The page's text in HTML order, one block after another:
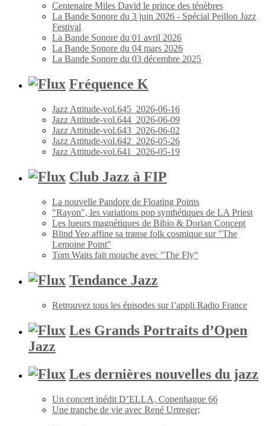
Centenaire Miles David le prince des ténèbres
La Bande Sonore du 3 juin 2026 - Spécial Peillon Jazz
Festival
La Bande Sonore du 01 avril 2026
La Bande Sonore du 04 mars 2026
La Bande Sonore du 03 décembre 2025
Fréquence K
Jazz Attitude-vol.645_2026-06-16
Jazz Attitude-vol.644_2026-06-09
Jazz Attitude-vol.643_2026-06-02
Jazz Attitude-vol.642_2026-05-26
Jazz Attitude-vol.641_2026-05-19
Club Jazz à FIP
La nouvelle Pandore de Floating Points
"Rayon", les variations pop synthétiques de LA Priest
Les lueurs magnétiques de Bibio & Dorian Concept
Blind Yeo affine sa transe folk cosmique sur "The
Lemoine Point"
Tom Waits fait mouche avec "The Fly"
Tendance Jazz
Retrouvez tous les épisodes sur l’appli Radio France
Les Grands Portraits d’Open
Jazz
Les dernières nouvelles du jazz
Un concert inédit D’ELLA, Copenhague 66
Une tranche de vie avec René Urtreger;